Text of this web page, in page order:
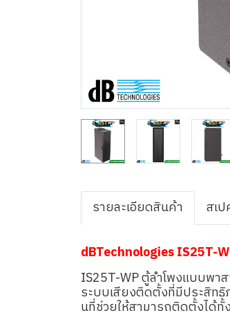
รายละเอียดสินค้า สเ
dBTechnologies IS25T-
IS25T-WP ตู้ลำโพงแบบพา
ระบบเสียงติดตั้งที่มีประสิท
นที่ช่วยให้สามารถติดตั้งได้ทั้